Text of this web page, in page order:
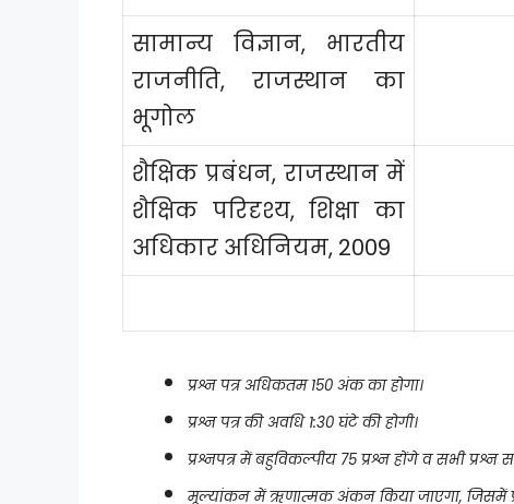
सामान्य विज्ञान, भारतीय
राजनीति, राजस्थान का
भूगोल
शैक्षिक प्रबंधन, राजस्थान में
शैक्षिक परिदृश्य, शिक्षा का
अधिकार अधिनियम, 2009
प्रश्न पत्र अधिकतम 150 अंक का होगा।
प्रश्न पत्र की अवधि 1:30 घंटे की होगी।
प्रश्नपत्र में बहुविकल्पीय 75 प्रश्न होंगे व सभी
मूल्यांकन में ऋणात्मक अंकन किया जाएगा, जिसमें